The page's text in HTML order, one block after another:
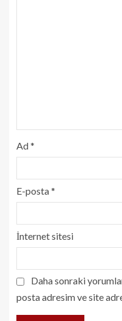
Ad*
E-posta*
İnternet sitesi
Daha sonraki
posta adresim ve site